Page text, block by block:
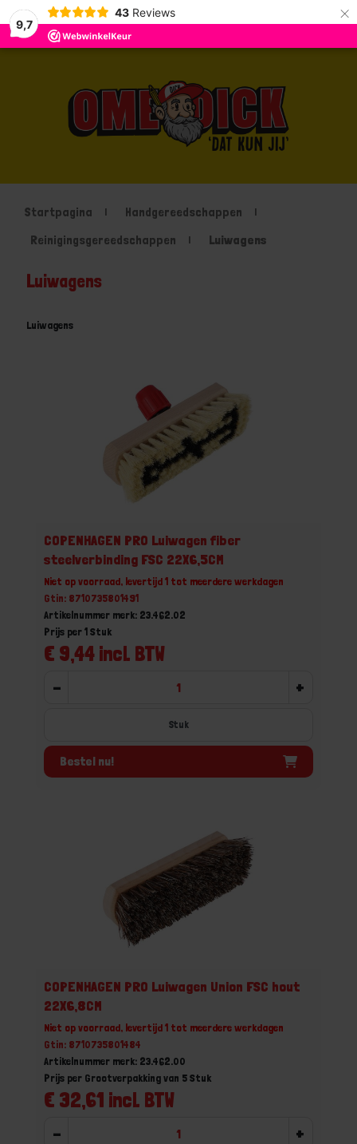
9,7
43 Reviews ×
Startpagina
Handgereedschappen
Reinigingsgereedschappen
Luiwagens
Luiwagens
Luiwagens
COPENHAGEN PRO Luiwagen fiber
steelverbinding FSC 22X6,5CM
Niet op voorraad, levertijd 1 tot meerdere werkdagen
Gtin: 8710735801491
Artikelnummer merk: 23.462.02
€ 9,44 incl. BTW
Prijs per 1 Stuk
- +
Stuk
Bestel nu!
COPENHAGEN PRO Luiwagen Union FSC hout
22X6,8CM
Niet op voorraad, levertijd 1 tot meerdere werkdagen
Gtin: 8710735801484
Artikelnummer merk: 23.462.00
€ 32,61 incl. BTW
Prijs per Grootverpakking van 5 Stuk
- +